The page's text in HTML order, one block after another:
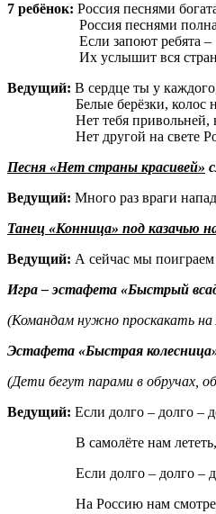
7 ребёнок: Россия песнями
Россия песнями
Если запоют ребята –
Их услышит вся
Ведущий: В сердце ты у
Белые берёзки, колос
Нет тебя привольней, нет
Нет другой на свете
Песня «Нет страны красивей»
Ведущий: Много раз враги
Танец «Конница» под казачью
Ведущий: А сейчас мы
Игра – эстафета «Быстрый
(Командам нужно проскакать на
Эстафета «Быстрая
(Дети бегут парами в обручах,
Ведущий: Если долго – долго –
В самолёте нам лететь,
Если долго – долго –
На Россию нам